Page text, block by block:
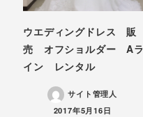
ウエディングドレス 販
売 オフショルダー Aラ
イン レンタル
サイト管理人
投稿日
2017年5月16日